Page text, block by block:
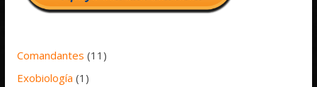
Comandantes (11)
Exobiología (1)